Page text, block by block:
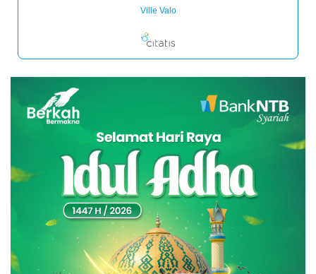
Ville Valo